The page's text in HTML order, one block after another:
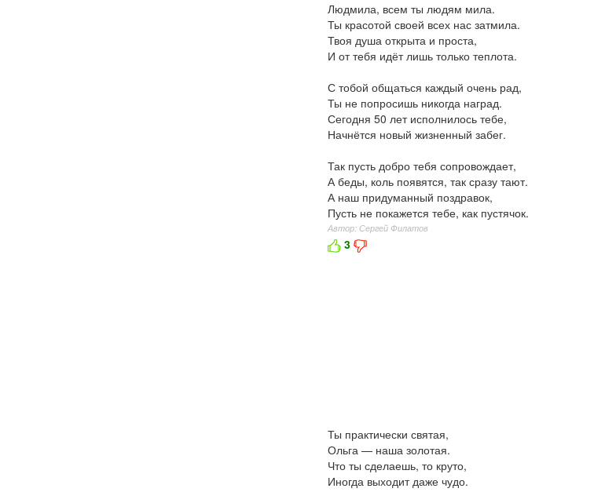
Людмила, всем ты людям мила.
Ты красотой своей всех нас затмила.
Твоя душа открыта и проста,
И от тебя идёт лишь только теплота.
С тобой общаться каждый очень рад,
Ты не попросишь никогда наград.
Сегодня 50 лет исполнилось тебе,
Начнётся новый жизненный забег.
Так пусть добро тебя сопровождает,
А беды, коль появятся, так сразу тают.
А наш придуманный поздравок,
Пусть не покажется тебе, как пустячок.
Автор: Сергей Филатов
3
Ты практически святая,
Ольга — наша золотая.
Что ты сделаешь, то круто,
Иногда выходит даже чудо.